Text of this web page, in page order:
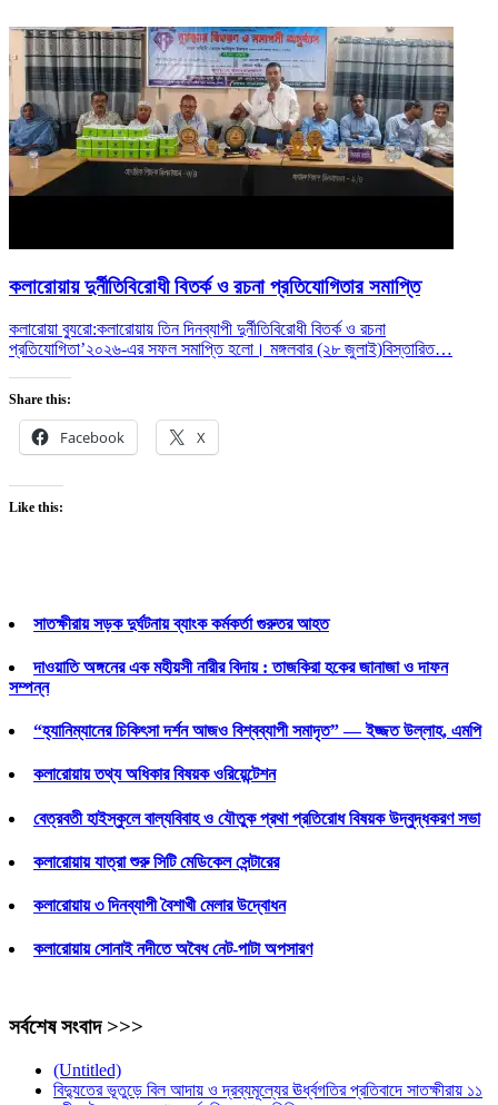
কলারোয়ায় দুর্নীতিবিরোধী বিতর্ক ও রচনা প্রতিযোগিতার সমাপ্তি
কলারোয়া ব্যুরো:কলারোয়ায় তিন দিনব্যাপী দুর্নীতিবিরোধী বিতর্ক ও রচনা
প্রতিযোগিতা’২০২৬-এর সফল সমাপ্তি হলো। মঙ্গলবার (২৮ জুলাই)বিস্তারিত…
Share this:
Facebook X
Like this:
সাতক্ষীরায় সড়ক দুর্ঘটনায় ব্যাংক কর্মকর্তা গুরুতর আহত
দাওয়াতি অঙ্গনের এক মহীয়সী নারীর বিদায় : তাজকিরা হকের জানাজা ও দাফন
সম্পন্ন
“হ্যানিম্যানের চিকিৎসা দর্শন আজও বিশ্বব্যাপী সমাদৃত” — ইজ্জত উল্লাহ, এমপি
কলারোয়ায় তথ্য অধিকার বিষয়ক ওরিয়েন্টেশন
বেত্রবতী হাইস্কুলে বাল্যবিবাহ ও যৌতুক প্রথা প্রতিরোধ বিষয়ক উদ্বুদ্ধকরণ সভা
কলারোয়ায় যাত্রা শুরু সিটি মেডিকেল সেন্টারের
কলারোয়ায় ৩ দিনব্যাপী বৈশাখী মেলার উদ্বোধন
কলারোয়ায় সোনাই নদীতে অবৈধ নেট-পাটা অপসারণ
সর্বশেষ সংবাদ >>>
(Untitled)
বিদ্যুতের ভূতুড়ে বিল আদায় ও দ্রব্যমূল্যের ঊর্ধ্বগতির প্রতিবাদে সাতক্ষীরায় ১১